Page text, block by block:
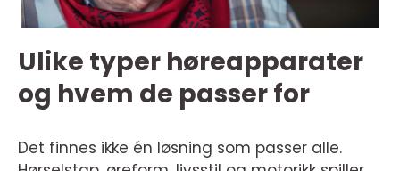
Ulike typer høreapparater
og hvem de passer for
Det finnes ikke én løsning som passer alle.